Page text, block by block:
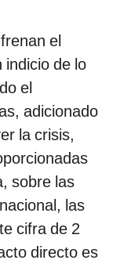
el
de lo
el
adicionado
la crisis,
sobre las
las
cifra de 2
directo es